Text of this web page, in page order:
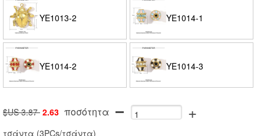
YE1013-2 YE1014-1
YE1014-2 YE1014-3
$US 3.87 2.63 ποσότητα +
τσάντα (3PCs/τσάντα)